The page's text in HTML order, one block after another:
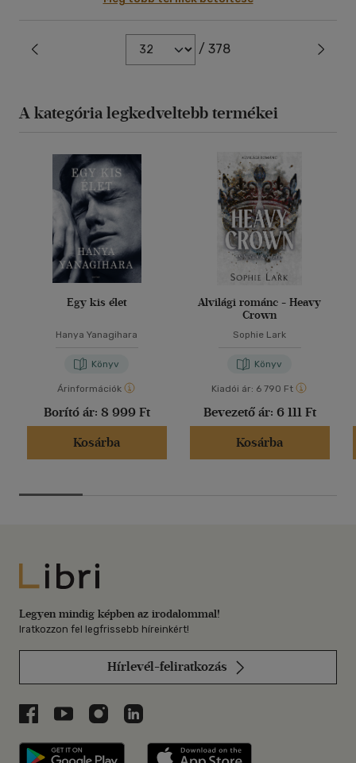
/ 378
A kategória legkedveltebb termékei
Egy kis élet
Hanya Yanagihara
Könyv
Árinformációk
Borító ár: 8 999 Ft
Kosárba
Alvilági románc - Heavy
Crown
Sophie Lark
Könyv
Kiadói ár: 6 790 Ft
Bevezető ár: 6 111 Ft
Kosárba
Libri
Legyen mindig képben az irodalommal!
Iratkozzon fel legfrissebb híreinkért!
Hírlevél-feliratkozás
Libri a Facebookon
Libri a Youtube-on
Libri az Instagramon
Libri a LinkedInen
Libri applikáció Szerezd meg: Google